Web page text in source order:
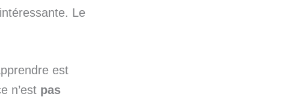
Le
est
n’est pas